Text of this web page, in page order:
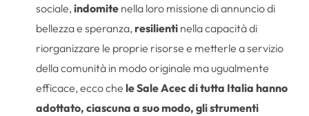
sociale,indomite nella loro missione di annuncio di
bellezza e speranza,resilienti nella capacità di
riorganizzare le proprie risorse e metterle a servizio
della comunità in modo originale ma ugualmente
efficace, ecco chele Sale Acec di tutta Italia hanno
adottato, ciascuna a suo modo, gli strumenti